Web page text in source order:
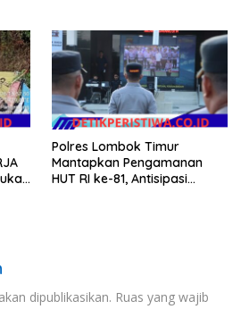
Polres Lombok Timur
Mantapkan Pengamanan
HUT RI ke-81, Antisipasi
dipublikasikan. Ruas yang wajib